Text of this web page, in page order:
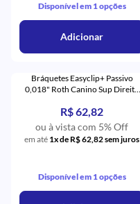
Disponível em 1 opções
Adicionar
Bráquetes Easyclip+ Passivo
0,018" Roth Canino Sup Direito
R$ 62,82
ou à vista com 5% Off
em até 1x de R$ 62,82 sem juros
Disponível em 1 opções